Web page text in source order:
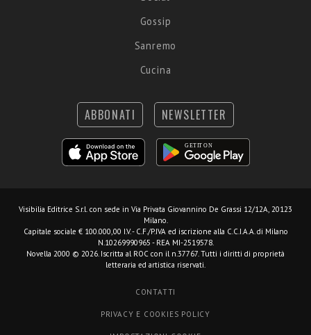
Gossip
Sanremo
Cucina
ABBONATI NEWSLETTER
Visibilia Editrice S.r.l. con sede in Via Privata Giovannino De Grassi 12/12A, 20123
Milano.
Capitale sociale € 100.000,00 I.V. - C.F./P.IVA ed iscrizione alla C.C.I.A.A. di Milano
N.10269990965 - REA MI-2519578.
Novella 2000 © 2026. Iscritta al ROC con il n.37767. Tutti i diritti di proprietà
letteraria ed artistica riservati.
CONTATTI
PRIVACY E COOKIES POLICY